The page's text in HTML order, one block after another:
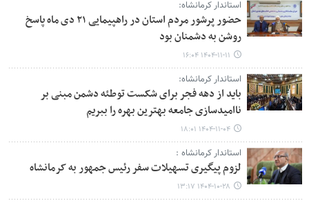
استاندار کرمانشاه:
حضور پرشور مردم استان در راهپیمایی ۲۱ دی ماه پاسخ
روشن به دشمنان بود
۱۴۰۴-۱۱-۱۱ ۱۶:۰۴
استاندار کرمانشاه:
باید از دهه فجر برای شکست توطئه دشمن مبنی بر
ناامیدسازی جامعه بهترین بهره را ببریم
۱۴۰۴-۱۱-۰۴ ۱۸:۰۱
استاندار کرمانشاه :
لزوم پیگیری تسهیلات سفر رئیس جمهور به کرمانشاه
۱۴۰۴-۱۰-۲۸ ۱۳:۱۷